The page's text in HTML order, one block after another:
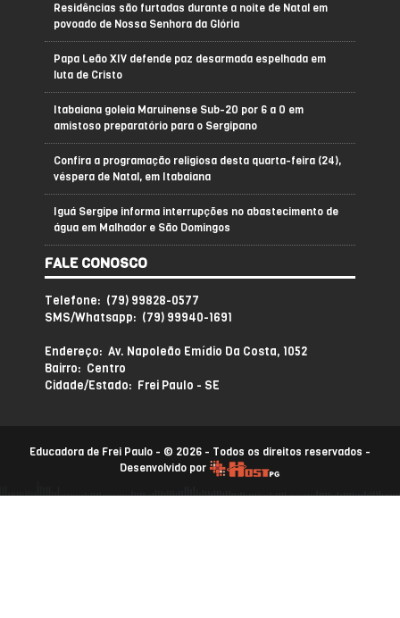
Residências são furtadas durante a noite de Natal em
povoado de Nossa Senhora da Glória
Papa Leão XIV defende paz desarmada espelhada em
luta de Cristo
Itabaiana goleia Maruinense Sub-20 por 6 a 0 em
amistoso preparatório para o Sergipano
Confira a programação religiosa desta quarta-feira (24),
véspera de Natal, em Itabaiana
Iguá Sergipe informa interrupções no abastecimento de
água em Malhador e São Domingos
FALE CONOSCO
Telefone: (79) 99828-0577
SMS/Whatsapp: (79) 99940-1691
Endereço: Av. Napoleão Emídio Da Costa, 1052
Bairro: Centro
Cidade/Estado: Frei Paulo - SE
Educadora de Frei Paulo - © 2026 - Todos os direitos reservados -
Desenvolvido por